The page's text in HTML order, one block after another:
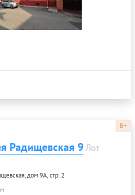
B+
Радищевская 9Лот
дом 9А, стр. 2